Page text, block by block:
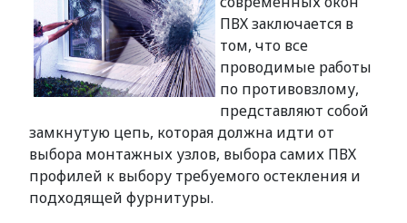
ПВХ заключается в
том, что все
проводимые работы
по противовзлому,
представляют собой
замкнутую цепь, которая должна идти от
выбора монтажных узлов, выбора самих ПВХ
профилей к выбору требуемого остекления и
подходящей фурнитуры.